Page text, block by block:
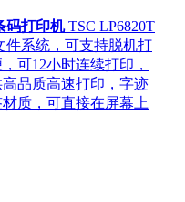
码打印机 TSC LP6820T
件系统，可支持脱机打
可12小时连续打印，
品质高速打印，字迹
质，可直接在屏幕上